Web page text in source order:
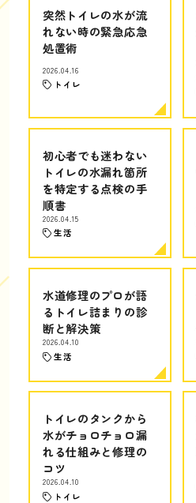
突然トイレの水が流
れない時の緊急応急
処置術
2026.04.16
トイレ
初心者でも迷わない
トイレの水漏れ箇所
を特定する点検の手
順書
2026.04.15
生活
水道修理のプロが語
るトイレ詰まりの診
断と解決策
2026.04.10
生活
トイレのタンクから
水がチョロチョロ漏
れる仕組みと修理の
コツ
2026.04.10
トイレ